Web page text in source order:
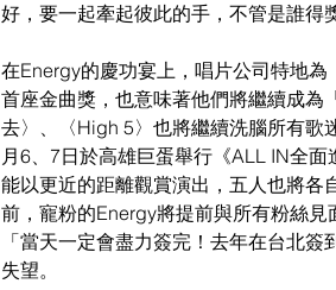
好，要一起牽起彼此的手，不管是誰得
在Energy的慶功宴上，唱片公司特地
首座金曲獎，也意味著他們將繼續成為
去〉、〈High 5〉也將繼續洗腦所有歌
月6、7日於高雄巨蛋舉行《ALL IN全
能以更近的距離觀賞演出，五人也將各
前，寵粉的Energy將提前與所有粉絲
「當天一定會盡力簽完！去年在台北
失望。